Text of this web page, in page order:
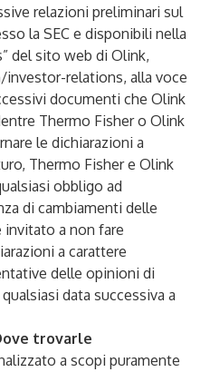
relazioni preliminari sul
la SEC e disponibili nella
del sito web di Olink,
relations, alla voce
documenti che Olink
Thermo Fisher o Olink
le dichiarazioni a
Thermo Fisher e Olink
obbligo ad
di cambiamenti delle
a non fare
a carattere
delle opinioni di
data successiva a
trovarle
a scopi puramente